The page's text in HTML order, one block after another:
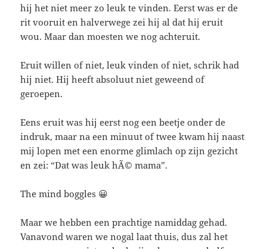
hij het niet meer zo leuk te vinden. Eerst was er de
rit vooruit en halverwege zei hij al dat hij eruit
wou. Maar dan moesten we nog achteruit.
Eruit willen of niet, leuk vinden of niet, schrik had
hij niet. Hij heeft absoluut niet geweend of
geroepen.
Eens eruit was hij eerst nog een beetje onder de
indruk, maar na een minuut of twee kwam hij naast
mij lopen met een enorme glimlach op zijn gezicht
en zei: “Dat was leuk hÃ© mama”.
The mind boggles 😀
Maar we hebben een prachtige namiddag gehad.
Vanavond waren we nogal laat thuis, dus zal het